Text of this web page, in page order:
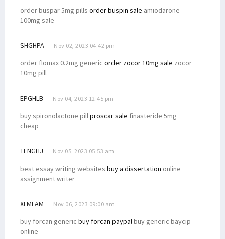
order buspar 5mg pills order buspin sale amiodarone
100mg sale
SHGHPA Nov 02, 2023 04:42 pm
order flomax 0.2mg generic order zocor 10mg sale zocor
10mg pill
EPGHLB Nov 04, 2023 12:45 pm
buy spironolactone pillproscar sale finasteride 5mg
cheap
TFNGHJ Nov 05, 2023 05:53 am
best essay writing websites buy a dissertation online
assignment writer
XLMFAM Nov 06, 2023 09:00 am
buy forcan generic buy forcan paypalbuy generic baycip
online